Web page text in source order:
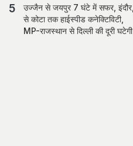
उज्जैन से जयपुर 7 घंटे में सफर, इंदौर,
से कोटा तक हाईस्पीड कनेक्टिविटी,
MP-राजस्थान से दिल्ली की दूरी घटेगी